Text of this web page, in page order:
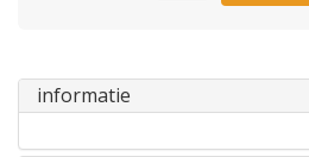
informatie